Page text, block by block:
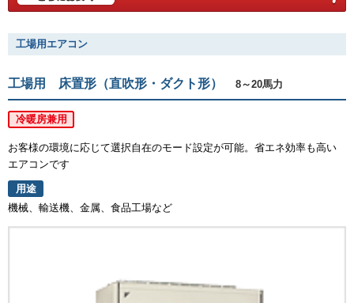
工場用エアコン
工場用 床置形（直吹形・ダクト形） 8～20馬力
冷暖房兼用
お客様の環境に応じて選択自在のモード設定が可能。省エネ効率も高い
エアコンです
用途
機械、輸送機、金属、食品工場など